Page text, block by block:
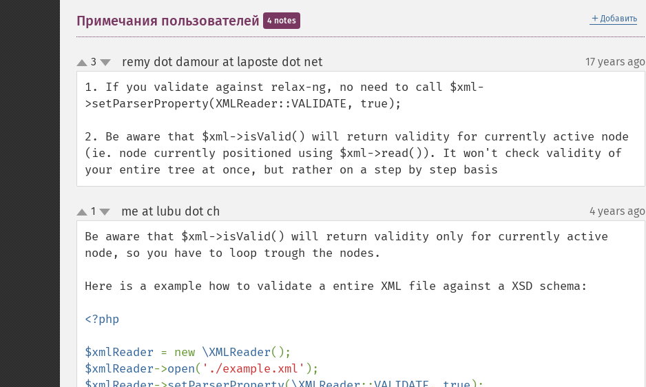
＋ Добавить
Примечания пользователей 4 notes
up
down
3 remy dot damour at laposte dot net¶ 17 years ago
1. If you validate against relax-ng, no need to call $xml-
>setParserProperty(XMLReader::VALIDATE, true);
2. Be aware that $xml->isValid() will return validity for currently active node
(ie. node currently positioned using $xml->read()). It won't check validity of
your entire tree at once, but rather on a step by step basis
up
down
1 me at lubu dot ch 4 years ago
Be aware that $xml->isValid() will return validity only for currently active
node, so you have to loop trough the nodes.
Here is a example how to validate a entire XML file against a XSD schema:
<?php
$xmlReader = new \XMLReader
$xmlReader->open( './example.xml'